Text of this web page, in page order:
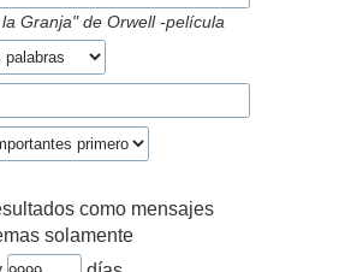
Granja" de Orwell -película
como mensajes
solamente